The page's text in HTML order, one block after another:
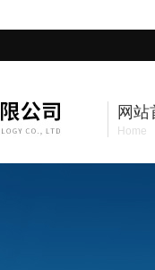
网站
Home